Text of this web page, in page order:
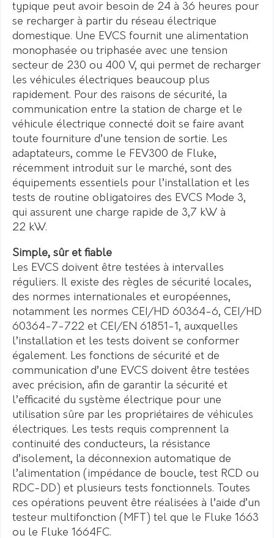
typique peut avoir besoin de 24 à 36 heures pour
se recharger à partir du réseau électrique
domestique. Une EVCS fournit une alimentation
monophasée ou triphasée avec une tension
secteur de 230 ou 400 V, qui permet de recharger
les véhicules électriques beaucoup plus
rapidement. Pour des raisons de sécurité, la
communication entre la station de charge et le
véhicule électrique connecté doit se faire avant
toute fourniture d’une tension de sortie. Les
adaptateurs, comme le FEV300 de Fluke,
récemment introduit sur le marché, sont des
équipements essentiels pour l’installation et les
tests de routine obligatoires des EVCS Mode 3,
qui assurent une charge rapide de 3,7 kW à
22 kW.
Simple, sûr et fiable
Les EVCS doivent être testées à intervalles
réguliers. Il existe des règles de sécurité locales,
des normes internationales et européennes,
notamment les normes CEI/HD 60364-6, CEI/HD
60364-7-722 et CEI/EN 61851-1, auxquelles
l’installation et les tests doivent se conformer
également. Les fonctions de sécurité et de
communication d’une EVCS doivent être testées
avec précision, afin de garantir la sécurité et
l’efficacité du système électrique pour une
utilisation sûre par les propriétaires de véhicules
électriques. Les tests requis comprennent la
continuité des conducteurs, la résistance
d’isolement, la déconnexion automatique de
l’alimentation (impédance de boucle, test RCD ou
RDC-DD) et plusieurs tests fonctionnels. Toutes
ces opérations peuvent être réalisées à l’aide d’un
testeur multifonction (MFT) tel que le Fluke 1663
ou le Fluke 1664FC.